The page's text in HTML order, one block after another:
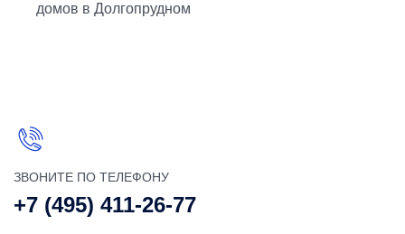
домов в Долгопрудном
ЗВОНИТЕ ПО ТЕЛЕФОНУ
+7 (495) 411-26-77